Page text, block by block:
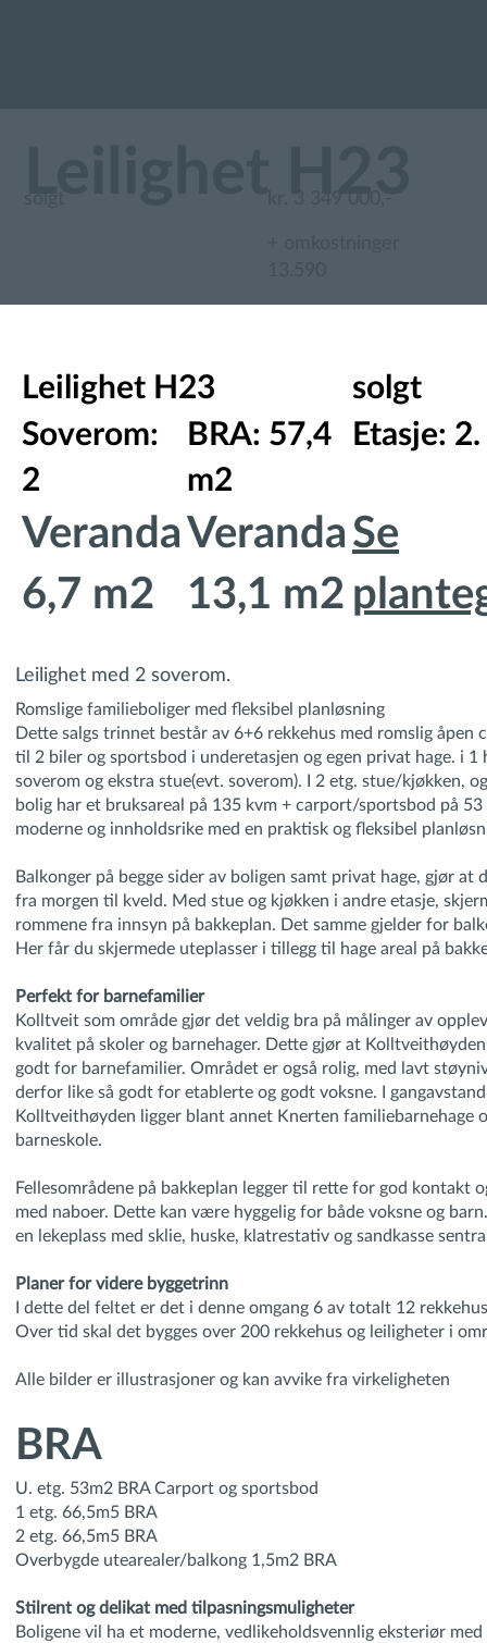
Leilighet H23
Soverom:
2
Veranda
6,7 m2
BRA: 57,4
m2
Veranda
13,1 m2
solgt
Etasje:
Se
Leilighet med 2 soverom.
Romslige familieboliger med fleksibel planløsning
Dette salgs trinnet består av 6+6 rekkehus med romslig åpen
til 2 biler og sportsbod i underetasjen og egen privat hage. i 1
soverom og ekstra stue(evt. soverom). I 2 etg. stue/kjøkken,
bolig har et bruksareal på 135 kvm + carport/sportsbod på 53
moderne og innholdsrike med en praktisk og fleksibel
Balkonger på begge sider av boligen samt privat hage, gjør at
fra morgen til kveld. Med stue og kjøkken i andre etasje,
rommene fra innsyn på bakkeplan. Det samme gjelder for
Her får du skjermede uteplasser i tillegg til hage areal på
Perfekt for barnefamilier
Kolltveit som område gjør det veldig bra på målinger av
kvalitet på skoler og barnehager. Dette gjør at
godt for barnefamilier. Området er også rolig, med lavt
derfor like så godt for etablerte og godt voksne. I
Kolltveithøyden ligger blant annet Knerten familiebarnehage
barneskole.
Fellesområdene på bakkeplan legger til rette for god kontakt
med naboer. Dette kan være hyggelig for både voksne og
en lekeplass med sklie, huske, klatrestativ og sandkasse
Planer for videre byggetrinn
I dette del feltet er det i denne omgang 6 av totalt 12
Over tid skal det bygges over 200 rekkehus og leiligheter i
Alle bilder er illustrasjoner og kan avvike fra virkeligheten
BRA
U. etg. 53m2 BRA Carport og sportsbod
1 etg. 66,5m5 BRA
2 etg. 66,5m5 BRA
Overbygde utearealer/balkong 1,5m2 BRA
Stilrent og delikat med tilpasningsmuligheter
Boligene vil ha et moderne, vedlikeholdsvennlig eksteriør